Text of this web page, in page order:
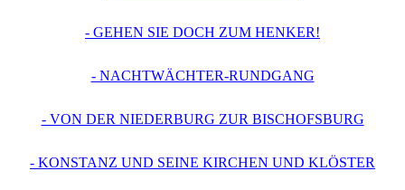
- GEHEN SIE DOCH ZUM HENKER!
- NACHTWÄCHTER-RUNDGANG
- VON DER NIEDERBURG ZUR BISCHOFSBURG
- KONSTANZ UND SEINE KIRCHEN UND KLÖSTER